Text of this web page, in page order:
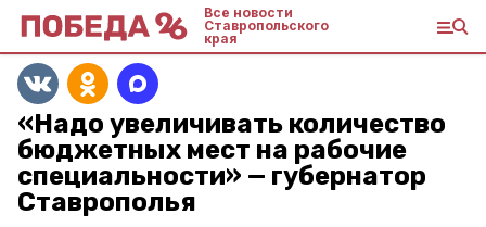
Все новости
Ставропольского
края
«Надо увеличивать количество
бюджетных мест на рабочие
специальности» — губернатор
Ставрополья